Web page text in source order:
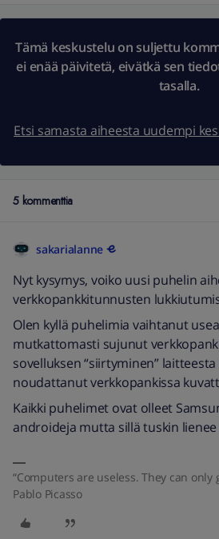
Tämä keskustelu on suljettu
ei enää päivitetä, eivätkä sen
tasalla.
Etsi samasta aiheesta uudempi
5 kommenttia
sakarialanne
Nyt kysymys, voiko uusi puhelin
verkkopankkitunnusten
Olen kyllä puhelimia vaihtanut
mutkattomasti sujunut
sovelluksen “siirtyminen”
noudattanut verkkopankissa
Kaikki puhelimet ovat olleet
androideja mutta sillä tuskin
“Computers are useless. They can
Pablo Picasso